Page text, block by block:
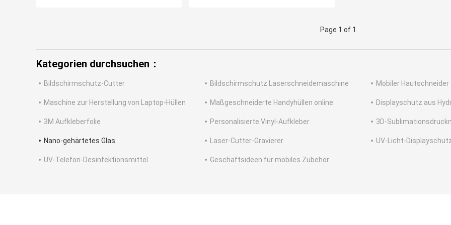
Page 1 of 1
Kategorien durchsuchen：
Bildschirmschutz-Cutter Bildschirmschutz Laserschneidemaschine Mobiler Hautschneider
Maschine zur Herstellung von Laptop-Hüllen Maßgeschneiderte Handyhüllen online Displayschutz aus
3M Aufkleberfolie Personalisierte Vinyl-Aufkleber 3D-
Nano-gehärtetes Glas Laser-Cutter-Gravierer UV-Licht-
UV-Telefon-Desinfektionsmittel Geschäftsideen für mobiles Zubehör